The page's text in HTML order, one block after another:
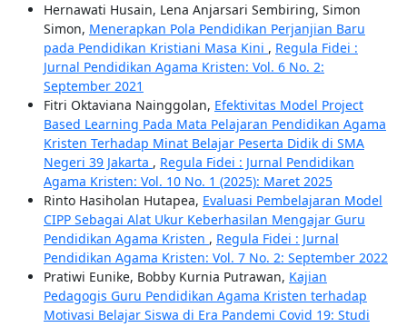
Hernawati Husain, Lena Anjarsari Sembiring, Simon
Simon, Menerapkan Pola Pendidikan Perjanjian Baru
pada Pendidikan Kristiani Masa Kini , Regula Fidei :
Jurnal Pendidikan Agama Kristen: Vol. 6 No. 2:
September 2021
Fitri Oktaviana Nainggolan, Efektivitas Model Project
Based Learning Pada Mata Pelajaran Pendidikan Agama
Kristen Terhadap Minat Belajar Peserta Didik di SMA
Negeri 39 Jakarta , Regula Fidei : Jurnal Pendidikan
Agama Kristen: Vol. 10 No. 1 (2025): Maret 2025
Rinto Hasiholan Hutapea, Evaluasi Pembelajaran Model
CIPP Sebagai Alat Ukur Keberhasilan Mengajar Guru
Pendidikan Agama Kristen , Regula Fidei : Jurnal
Pendidikan Agama Kristen: Vol. 7 No. 2: September 2022
Pratiwi Eunike, Bobby Kurnia Putrawan, Kajian
Pedagogis Guru Pendidikan Agama Kristen terhadap
Motivasi Belajar Siswa di Era Pandemi Covid 19: Studi